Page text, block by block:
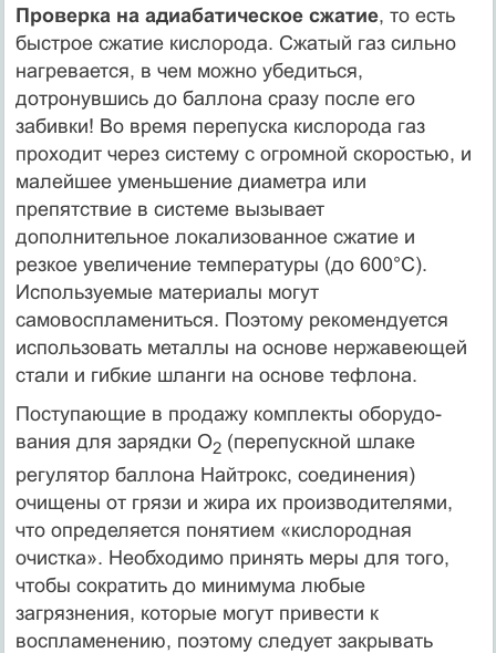
Проверка на адиабатическое сжатие, то есть
быстрое сжатие кислорода. Сжатый газ сильно
нагревается, в чем можно убедиться,
дотронувшись до баллона сразу после его
забивки! Во время перепуска кислорода газ
проходит через систему с огромной скоростью, и
малейшее уменьшение диаметра или
препятствие в системе вызывает
дополнительное локализованное сжатие и
резкое увеличение температуры (до 600°С).
Используемые материалы могут
самовоспламениться. Поэтому рекомендуется
использовать металлы на основе нержавеющей
стали и гибкие шланги на основе тефлона.
Поступающие в продажу комплекты оборудо­
вания для зарядки O2(перепускной шлаке
регулятор баллона Найтрокс, соединения)
очищены от грязи и жира их производителями,
что определяется понятием «кислородная
очистка». Необходимо принять меры для того,
чтобы сократить до минимума любые
загрязнения, которые могут привести к
воспламене­нию, поэтому следует закрывать